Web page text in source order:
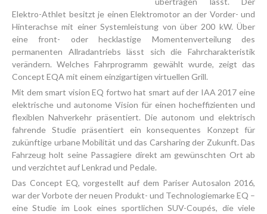
Elektro-Athlet besitzt je einen Elektromotor an der Vorder- und
Hinterachse mit einer Systemleistung von über 200 kW. Über
eine front- oder hecklastige Momentenverteilung des
permanenten Allradantriebs lässt sich die Fahrcharakteristik
verändern. Welches Fahrprogramm gewählt wurde, zeigt das
Concept EQA mit einem einzigartigen virtuellen Grill.
Mit dem smart vision EQ fortwo hat smart auf der IAA 2017 eine
elektrische und autonome Vision für einen hocheffizienten und
flexiblen Nahverkehr präsentiert. Die autonom und elektrisch
fahrende Studie präsentiert ein konsequentes Konzept für
zukünftige urbane Mobilität und das Carsharing der Zukunft. Das
Fahrzeug holt seine Passagiere direkt am gewünschten Ort ab
und verzichtet auf Lenkrad und Pedale.
Das Concept EQ, vorgestellt auf dem Pariser Autosalon 2016,
war der Vorbote der neuen Produkt- und Technologiemarke EQ –
eine Studie im Look eines sportlichen SUV-Coupés, die viele